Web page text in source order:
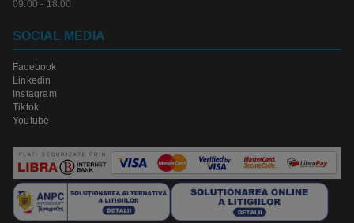
09:00 - 18:00
SOCIAL MEDIA
Facebook
Linkedin
Instagram
Tiktok
Youtube